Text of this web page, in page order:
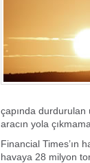
çapında durdurulan
aracın yola
Financial Times’ın
havaya 28 milyon